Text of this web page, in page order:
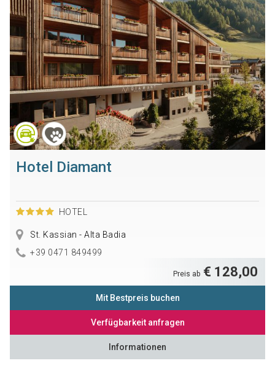
Hotel Diamant
HOTEL
St. Kassian - Alta Badia
+39 0471 849499
Preis ab € 128,00
Mit Bestpreis buchen
Verfügbarkeit anfragen
Informationen